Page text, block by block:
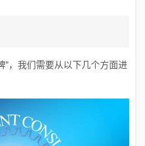
”，我们需要从以下几个方面进